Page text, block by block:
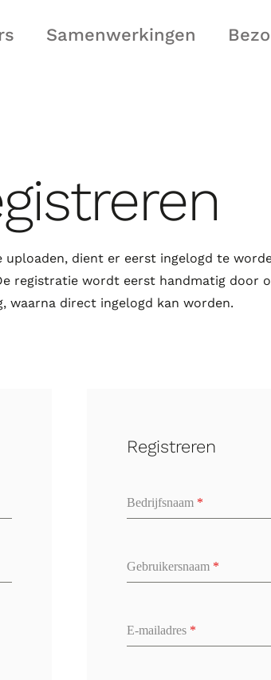
Samenwerkingen
dient er eerst ingelogd te
registratie wordt eerst handmatig door
waarna direct ingelogd kan worden.
Registreren
Bedrijfsnaam *
Gebruikersnaam *
E-mailadres *